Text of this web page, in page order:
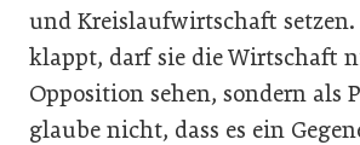
und Kreislaufwirtschaft setzen.
klappt, darf sie die Wirtschaft
Opposition sehen, sondern als
glaube nicht, dass es ein